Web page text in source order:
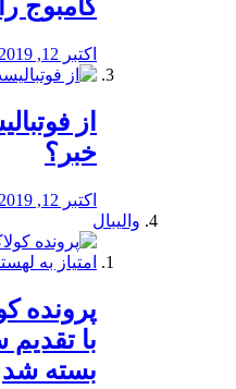
کامبوج
اکتبر 12, 2019
از
خبر؟
اکتبر 12, 2019
والیبال
پرونده
با تقدیم
بسته شد